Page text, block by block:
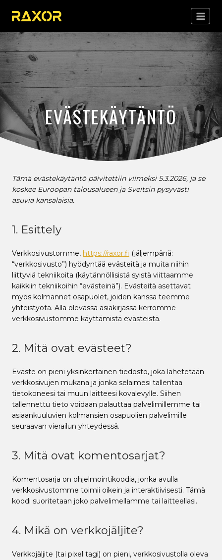
sisältöön
EVÄSTEKÄYTÄNTÖ
Tämä evästekäytäntö päivitettiin viimeksi 5.3.2026, ja se
koskee Euroopan talousalueen ja Sveitsin pysyvästi
asuvia kansalaisia.
1. Esittely
Verkkosivustomme, https://raxor.fi (jäljempänä:
“verkkosivusto”) hyödyntää evästeitä ja muita niihin
liittyviä tekniikoita (käytännöllisistä syistä viittaamme
kaikkiin tekniikoihin “evästeinä”). Evästeitä asettavat
myös kolmannet osapuolet, joiden kanssa teemme
yhteistyötä. Alla olevassa asiakirjassa kerromme
verkkosivustomme käyttämistä evästeistä.
2. Mitä ovat evästeet?
Eväste on pieni yksinkertainen tiedosto, joka lähetetään
verkkosivujen mukana ja jonka selaimesi tallentaa
tietokoneesi tai muun laitteesi kovalevylle. Siihen
tallennettu tieto voidaan palauttaa palvelimillemme tai
asiaankuuluvien kolmansien osapuolien palvelimille
seuraavan vierailun yhteydessä.
3. Mitä ovat komentosarjat?
Komentosarja on ohjelmointikoodia, jonka avulla
verkkosivustomme toimii oikein ja interaktiivisesti. Tämä
koodi suoritetaan joko palvelimellamme tai laitteellasi.
4. Mikä on verkkojäljite?
Verkkojäljite (tai pixel tagi) on pieni, verkkosivustolla oleva